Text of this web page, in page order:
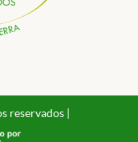
reservados |